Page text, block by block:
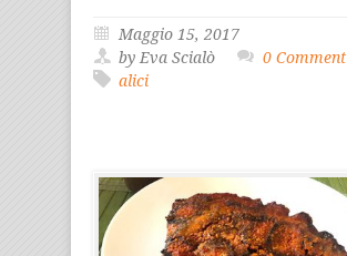
Maggio 15, 2017
by Eva Scialò
0 Comment
alici